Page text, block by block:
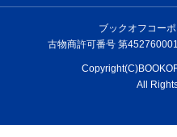
ブックオフコー
古物商許可番号 第
All